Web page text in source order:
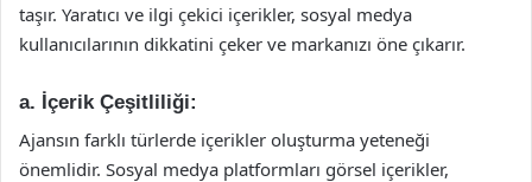
taşır. Yaratıcı ve ilgi çekici içerikler, sosyal medya
kullanıcılarının dikkatini çeker ve markanızı öne çıkarır.
a. İçerik Çeşitliliği:
Ajansın farklı türlerde içerikler oluşturma yeteneği
önemlidir. Sosyal medya platformları görsel içerikler,